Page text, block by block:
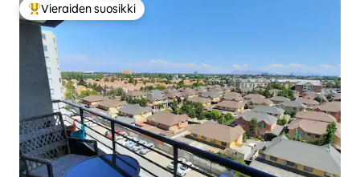
Vieraiden suosikkien parhaimmistoa
Vieraiden suosikki